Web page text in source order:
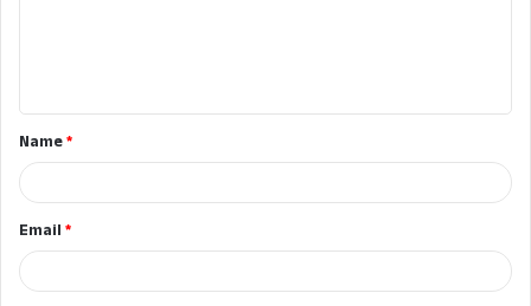
t
*Name*
Email*